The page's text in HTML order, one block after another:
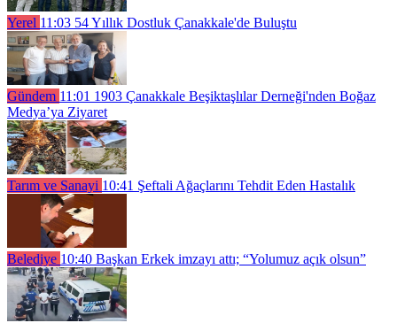
Yerel 11:03 54 Yıllık Dostluk Çanakkale'de Buluştu
Gündem 11:01 1903 Çanakkale Beşiktaşlılar Derneği'nden Boğaz
Medya’ya Ziyaret
Tarım ve Sanayi 10:41 Şeftali Ağaçlarını Tehdit Eden Hastalık
Belediye 10:40 Başkan Erkek imzayı attı; “Yolumuz açık olsun”